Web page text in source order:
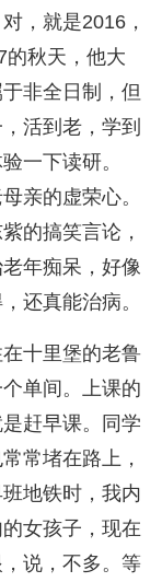
，就是2016，
的秋天，他大
非全日制，但
活到老，学到
一下读研。
亲的虚荣心。
的搞笑言论，
年痴呆，好像
还真能治病。
十里堡的老鲁
单间。上课的
赶早课。同学
常堵在路上，
地铁时，我内
女孩子，现在
说，不多。等